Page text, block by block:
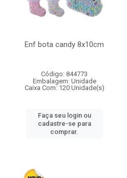
Enf bota candy 8x10cm
Código: 844773
Embalagem: Unidade
Caixa Com: 120 Unidade(s)
Faça seu login ou
cadastre-se para
comprar.